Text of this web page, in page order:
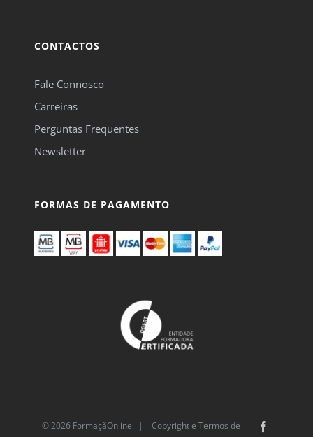
CONTACTOS
Fale Connosco
Carreiras
Perguntas Frequentes
Newsletter
FORMAS DE PAGAMENTO
© 2026 FormaçãOnline | Copyright e Termos de